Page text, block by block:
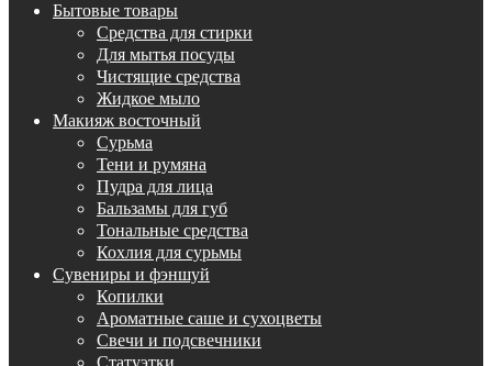
Бытовые товары
Средства для стирки
Для мытья посуды
Чистящие средства
Жидкое мыло
Макияж восточный
Сурьма
Тени и румяна
Пудра для лица
Бальзамы для губ
Тональные средства
Кохлия для сурьмы
Сувениры и фэншуй
Копилки
Ароматные саше и сухоцветы
Свечи и подсвечники
Статуэтки